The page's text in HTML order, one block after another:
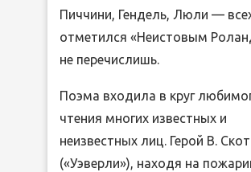
Пиччини, Гендель, Люли —
отметился «Неистовым
не перечислишь.
Поэма входила в круг
чтения многих известных и
неизвестных лиц. Герой В.
(«Уэверли»), находя на